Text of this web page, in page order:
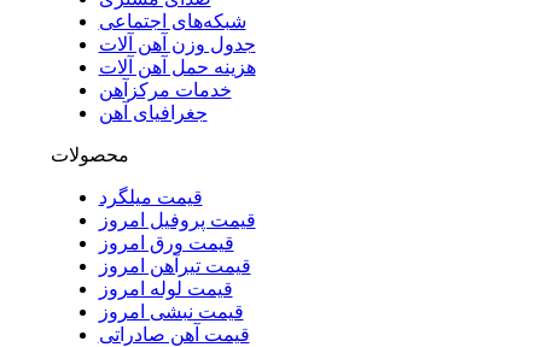
شبکه‌های اجتماعی
جدول وزن آهن آلات
هزینه حمل آهن آلات
خدمات مرکزآهن
جغرافیای آهن
محصولات
قیمت میلگرد
قیمت پروفیل امروز
قیمت ورق امروز
قیمت تیرآهن امروز
قیمت لوله امروز
قیمت نبشی امروز
قیمت آهن صادراتی